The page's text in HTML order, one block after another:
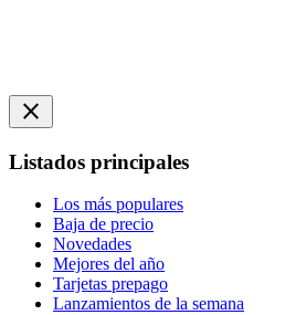
close
Listados principales
Los más populares
Baja de precio
Novedades
Mejores del año
Tarjetas prepago
Lanzamientos de la semana